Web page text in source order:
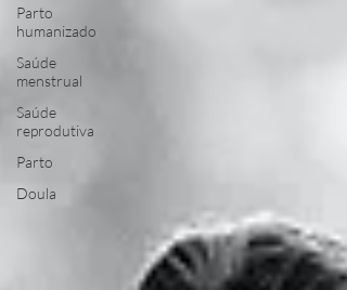
Parto
humanizado
Saúde
menstrual
Saúde
reprodutiva
Parto
Doula